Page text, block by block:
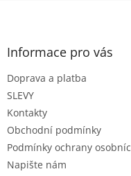
Z
Informace pro vás
Doprava a platba
SLEVY
Kontakty
Obchodní podmínky
Podmínky ochrany
Napište nám